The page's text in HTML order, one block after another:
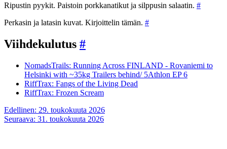
Ripustin pyykit. Paistoin porkkanatikut ja silppusin salaatin. #
Perkasin ja latasin kuvat. Kirjoittelin tämän. #
Viihdekulutus #
NomadsTrails: Running Across FINLAND - Rovaniemi to
Helsinki with ~35kg Trailers behind/ 5Athlon EP 6
RiffTrax: Fangs of the Living Dead
RiffTrax: Frozen Scream
Artikkelien
selaus
Edellinen: 29. toukokuuta 2026
Seuraava: 31. toukokuuta 2026